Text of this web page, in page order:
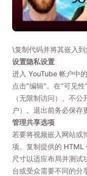
\复制代码并将其嵌入到
设置隐私设置
进入 YouTube 帐户中
点击“编辑”。在“可见
（无限制访问）、不
户）。退出前务必保存
管理共享选项
若要将视频嵌入网站或
项。复制提供的 HTML
尺寸以适应布局并测试
台或受众需要不同的分